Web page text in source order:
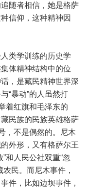
随者相信，她是格萨
信仰，这种精神因
类学训练的历史学
体精神结构中的位
，是藏民精神世界深
“暴动”的人虽然打
着红旗和毛泽东的
民族的民族英雄格萨
，不是偶然的。尼木
外形，又有格萨尔王
和人民公社双重“忽
民。而尼木事件，
件，比如边坝事件，